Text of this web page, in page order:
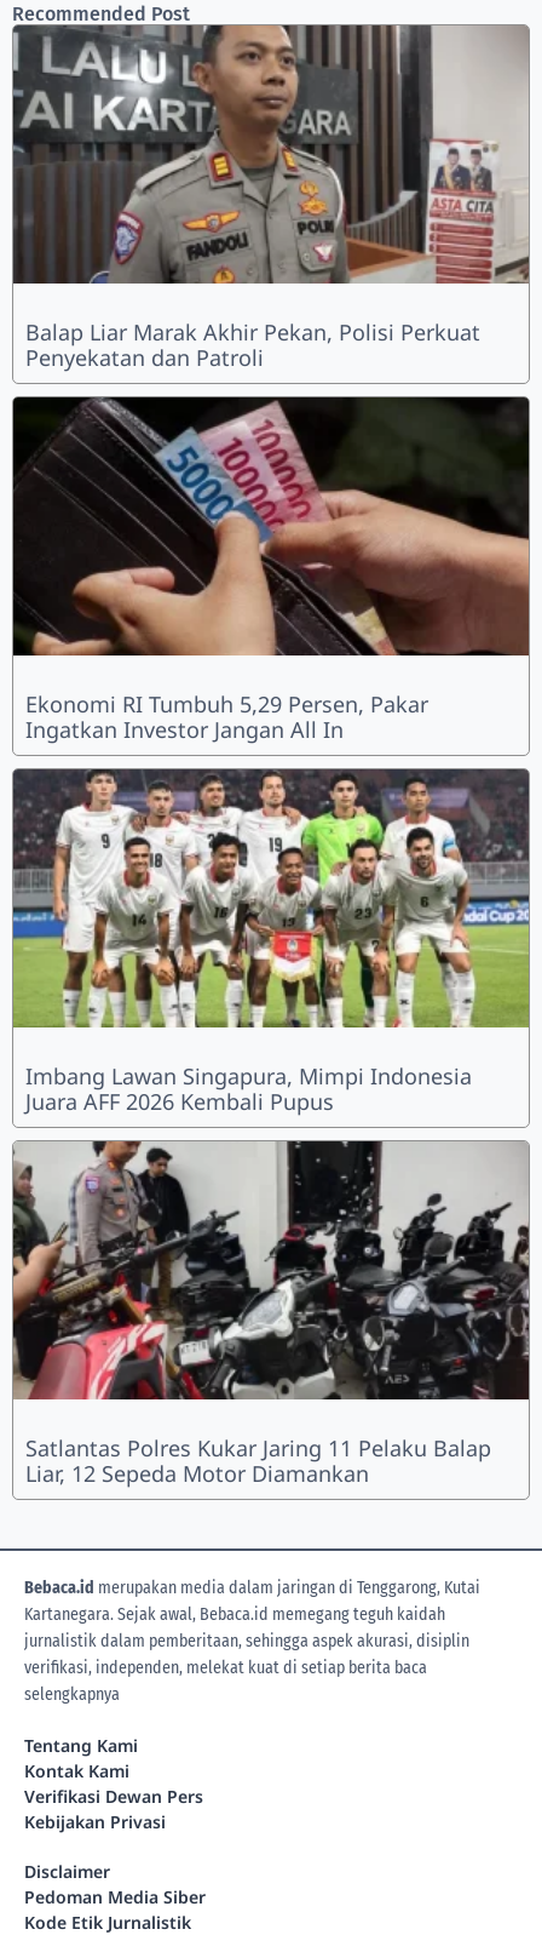
Recommended Post
Balap Liar Marak Akhir Pekan, Polisi Perkuat
Penyekatan dan Patroli
Ekonomi RI Tumbuh 5,29 Persen, Pakar
Ingatkan Investor Jangan All In
Imbang Lawan Singapura, Mimpi Indonesia
Juara AFF 2026 Kembali Pupus
Satlantas Polres Kukar Jaring 11 Pelaku Balap
Liar, 12 Sepeda Motor Diamankan
Bebaca.id merupakan media dalam jaringan di Tenggarong, Kutai
Kartanegara. Sejak awal, Bebaca.id memegang teguh kaidah
jurnalistik dalam pemberitaan, sehingga aspek akurasi, disiplin
verifikasi, independen, melekat kuat di setiap berita baca
selengkapnya
Tentang Kami
Kontak Kami
Verifikasi Dewan Pers
Kebijakan Privasi
Disclaimer
Pedoman Media Siber
Kode Etik Jurnalistik